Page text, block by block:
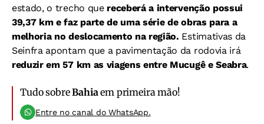
estado, o trecho que receberá a intervenção possui
39,37 km e faz parte de uma série de obras para a
melhoria no deslocamento na região. Estimativas da
Seinfra apontam que a pavimentação da rodovia irá
reduzir em 57 km as viagens entre Mucugê e Seabra.
Tudo sobreBahia em primeira mão!
Entre no canal do WhatsApp.